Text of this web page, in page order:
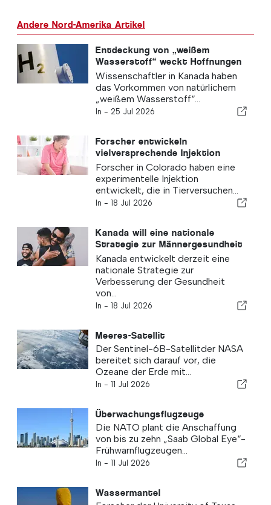
Andere Nord-Amerika Artikel
Entdeckung von „weißem
Wasserstoff“ weckt Hoffnungen
auf saubere Energie
Wissenschaftler in Kanada haben
das Vorkommen von natürlichem
„weißem Wasserstoff“...
In - 25 Jul 2026
Forscher entwickeln
vielversprechende Injektion
gegen Arthritis
Forscher in Colorado haben eine
experimentelle Injektion
entwickelt, die in Tierversuchen...
In - 18 Jul 2026
Kanada will eine nationale
Strategie zur Männergesundheit
entwickeln, die sich gegen
Stigmatisierung richtet
Kanada entwickelt derzeit eine
nationale Strategie zur
Verbesserung der Gesundheit
von...
In - 18 Jul 2026
Meeres-Satellit
Der Sentinel-6B-Satellitder NASA
bereitet sich darauf vor, die
Ozeane der Erde mit...
In - 11 Jul 2026
Überwachungsflugzeuge
Die NATO plant die Anschaffung
von bis zu zehn „Saab Global Eye“-
Frühwarnflugzeugen...
In - 11 Jul 2026
Wassermantel